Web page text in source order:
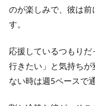
のが楽しみで、彼は
す。
応援しているつもり
行きたい」と気持ち
ない時は週5ペースで